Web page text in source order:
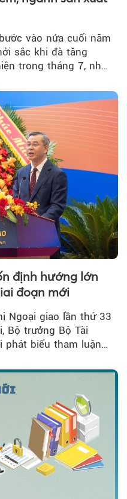
vào nửa cuối năm
sắc khi đà tăng
trong tháng 7, nhờ
dần phục hồi.
định hướng lớn
đoạn mới
Ngoại giao lần thứ 33
Bộ trưởng Bộ Tài
phát biểu tham luận